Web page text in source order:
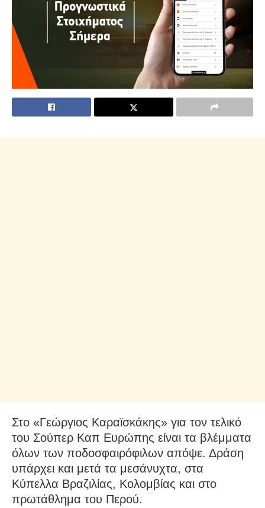
Στο «Γεώργιος Καραϊσκάκης» για τον τελικό
του Σούπερ Καπ Ευρώπης είναι τα βλέμματα
όλων των ποδοσφαιρόφιλων απόψε. Δράση
υπάρχει και μετά τα μεσάνυχτα, στα
Κύπελλα Βραζιλίας, Κολομβίας και στο
πρωτάθλημα του Περού.